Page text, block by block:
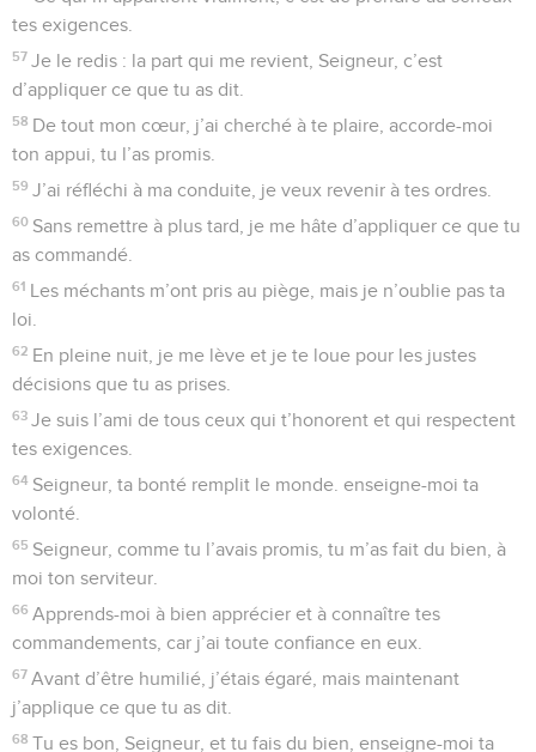
tes exigences.
57 Je le redis : la part qui me revient, Seigneur, c’est
d’appliquer ce que tu as dit.
58 De tout mon cœur, j’ai cherché à te plaire, accorde-moi
ton appui, tu l’as promis.
59 J’ai réfléchi à ma conduite, je veux revenir à tes ordres.
60 Sans remettre à plus tard, je me hâte d’appliquer ce que tu
as commandé.
61 Les méchants m’ont pris au piège, mais je n’oublie pas ta
loi.
62 En pleine nuit, je me lève et je te loue pour les justes
décisions que tu as prises.
63 Je suis l’ami de tous ceux qui t’honorent et qui respectent
tes exigences.
64 Seigneur, ta bonté remplit le monde. enseigne-moi ta
volonté.
65 Seigneur, comme tu l’avais promis, tu m’as fait du bien, à
moi ton serviteur.
66 Apprends-moi à bien apprécier et à connaître tes
commandements, car j’ai toute confiance en eux.
67 Avant d’être humilié, j’étais égaré, mais maintenant
j’applique ce que tu as dit.
68 Tu es bon, Seigneur, et tu fais du bien, enseigne-moi ta